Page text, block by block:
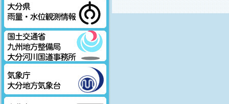
大分県雨量・水位観測情報
国土交通省九州地方整備局大分
河川国道事務所
気象庁大分地方気象台